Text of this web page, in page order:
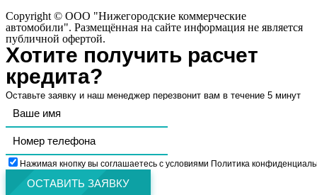
Copyright © ООО "Нижегородские коммерческие
автомобили". Размещённая на сайте информация не является
публичной офертой.
Хотите получить расчет
кредита?
Оставьте заявку и наш менеджер перезвонит вам в течение 5 минут
Нажимая кнопку вы соглашаетесь с условиями Политика
ОСТАВИТЬ ЗАЯВКУ